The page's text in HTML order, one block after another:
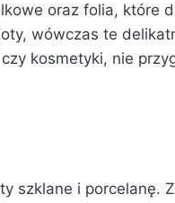
oraz folia, które
wówczas te
kosmetyki, nie
szklane i porcelanę.